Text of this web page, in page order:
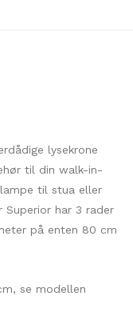
lysekrone
til din walk-in-
til stua eller
Superior har 3 rader
på enten 80 cm
se modellen